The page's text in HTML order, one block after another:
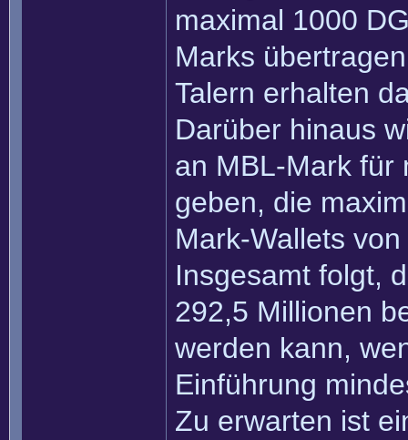
maximal 1000
Marks
Talern erhalten
Darüber hinaus
an MBL-Mark für
geben, die
Mark-Wallets
Insgesamt folgt,
292,5 Millionen
werden kann,
Einführung
Zu erwarten ist